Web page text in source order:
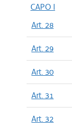
CAPO I
Art. 28
Art. 29
Art. 30
Art. 31
Art. 32